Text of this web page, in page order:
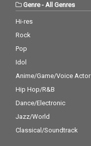
Genre- All Genres
Hi-res
Rock
Pop
Idol
Anime/Game/Voice Actor
Hip Hop/R&B
Dance/Electronic
Jazz/World
Classical/Soundtrack